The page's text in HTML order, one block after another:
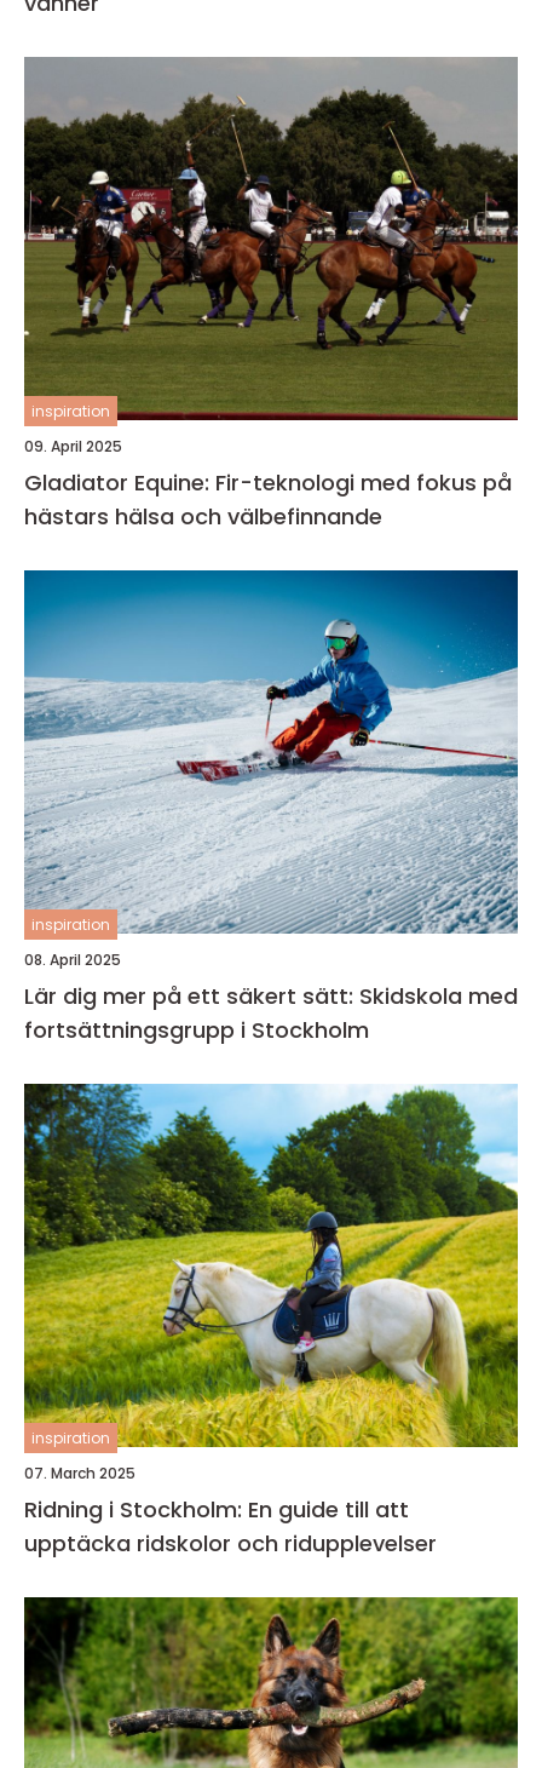
inspiration
09. April 2025
Gladiator Equine: Fir-teknologi med fokus på
hästars hälsa och välbefinnande
inspiration
08. April 2025
Lär dig mer på ett säkert sätt: Skidskola med
fortsättningsgrupp i Stockholm
inspiration
07. March 2025
Ridning i Stockholm: En guide till att
upptäcka ridskolor och ridupplevelser